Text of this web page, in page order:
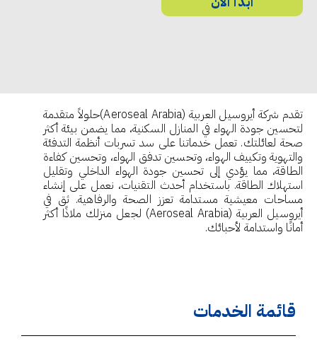
تقدم شركة أيروسيل العربية (Aeroseal Arabia)حلولاً متقدمة
لتحسين جودة الهواء في المنازل السكنية، مما يضمن بيئة أكثر
صحة لعائلتك. تعمل خدماتنا على سد تسربات أنظمة التدفئة
والتهوية وتكييف الهواء، وتحسين تدفق الهواء، وتحسين كفاءة
الطاقة، مما يؤدي إلى تحسين جودة الهواء الداخلي وتقليل
استهلاك الطاقة. باستخدام أحدث التقنيات، نعمل على إنشاء
مساحات معيشية مستدامة تعزز الصحة والرفاهية. ثق في
أيروسيل العربية (Aeroseal Arabia) لجعل منزلك ملاذًا أكثر
أمانًا واستدامة لأحبائك.
قائمة الخدمات